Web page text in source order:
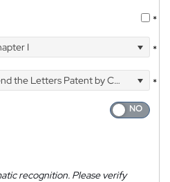
*
I *
the Letters Patent by Courier
*
recognition. Please verify